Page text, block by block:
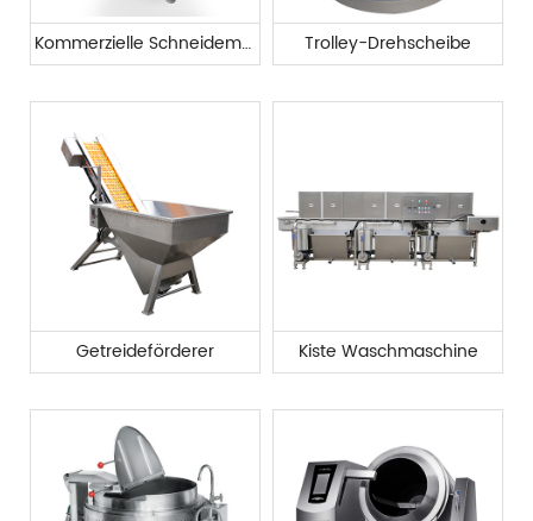
Kommerzielle Schneidemaschine für große Fleischhufe Trolley-Drehscheibe
Getreideförderer Kiste Waschmaschine